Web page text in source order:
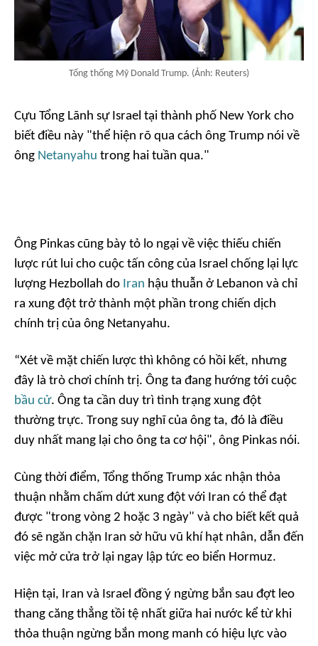
Tổng thống Mỹ Donald Trump. (Ảnh: Reuters)
Cựu Tổng Lãnh sự Israel tại thành phố New York cho
biết điều này "thể hiện rõ qua cách ông Trump nói về
ông Netanyahu trong hai tuần qua."
Ông Pinkas cũng bày tỏ lo ngại về việc thiếu chiến
lược rút lui cho cuộc tấn công của Israel chống lại lực
lượng Hezbollah do Iran hậu thuẫn ở Lebanon và chỉ
ra xung đột trở thành một phần trong chiến dịch
chính trị của ông Netanyahu.
“Xét về mặt chiến lược thì không có hồi kết, nhưng
đây là trò chơi chính trị. Ông ta đang hướng tới cuộc
bầu cử. Ông ta cần duy trì tình trạng xung đột
thường trực. Trong suy nghĩ của ông ta, đó là điều
duy nhất mang lại cho ông ta cơ hội", ông Pinkas nói.
Cùng thời điểm, Tổng thống Trump xác nhận thỏa
thuận nhằm chấm dứt xung đột với Iran có thể đạt
được "trong vòng 2 hoặc 3 ngày" và cho biết kết quả
đó sẽ ngăn chặn Iran sở hữu vũ khí hạt nhân, dẫn đến
việc mở cửa trở lại ngay lập tức eo biển Hormuz.
Hiện tại, Iran và Israel đồng ý ngừng bắn sau đợt leo
thang căng thẳng tồi tệ nhất giữa hai nước kể từ khi
thỏa thuận ngừng bắn mong manh có hiệu lực vào